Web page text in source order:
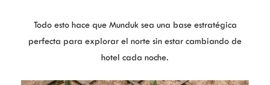
Todo esto hace que Munduk sea una base estratégica
perfecta para explorar el norte sin estar cambiando de
hotel cada noche.